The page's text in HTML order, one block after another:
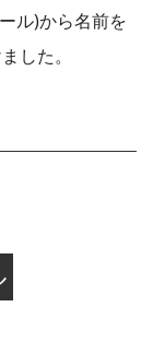
ル)から名前を
した。